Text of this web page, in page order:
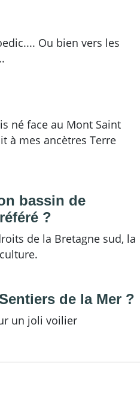
Ou bien vers les
né face au Mont Saint
à mes ancètres Terre
bassin de
?
de la Bretagne sud, la
de la Mer ?
un joli voilier